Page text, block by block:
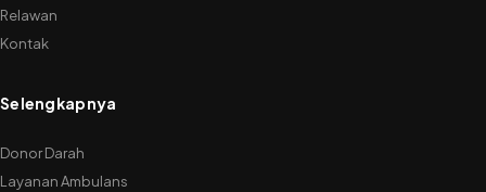
Relawan
Kontak
Selengkapnya
Donor Darah
Layanan Ambulans